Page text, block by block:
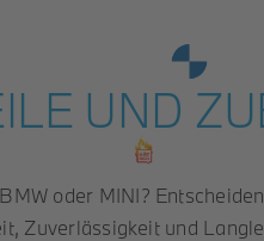
UND
oder MINI?
Zuverlässigkeit und